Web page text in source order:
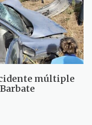
múltiple